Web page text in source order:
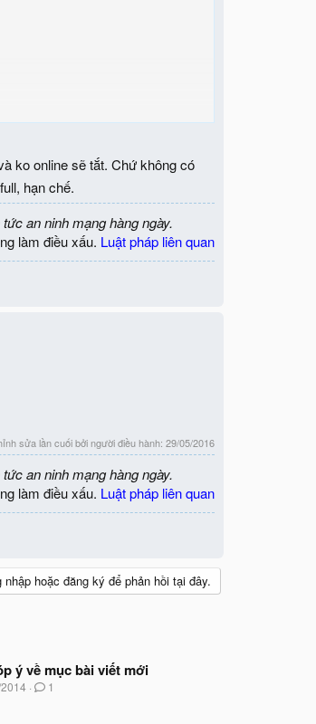
ko online sẽ tắt. Chứ không có
hạn chế.
an ninh mạng hàng ngày.
làm điều xấu. Luật pháp liên quan
sửa lần cuối bởi người điều hành: 29/05/2016
an ninh mạng hàng ngày.
làm điều xấu. Luật pháp liên quan
nhập hoặc đăng ký để phản hồi tại đây.
ý về mục bài viết mới
1